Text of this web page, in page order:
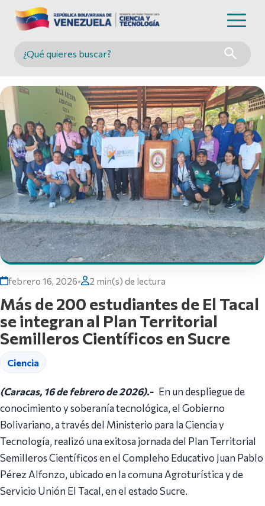
Buscar en MINCYT
febrero 16, 2026• 2 min(s) de lectura
Más de 200 estudiantes de El Tacal
se integran al Plan Territorial
Semilleros Científicos en Sucre
Ciencia
(Caracas, 16 de febrero de 2026).-En un despliegue de
conocimiento y soberanía tecnológica, el Gobierno
Bolivariano, a través del Ministerio para la Ciencia y
Tecnología, realizó una exitosa jornada del Plan Territorial
Semilleros Científicos en el Compleho Educativo Juan Pablo
Pérez Alfonzo, ubicado en la comuna Agroturística y de
Servicio Unión El Tacal, en el estado Sucre.